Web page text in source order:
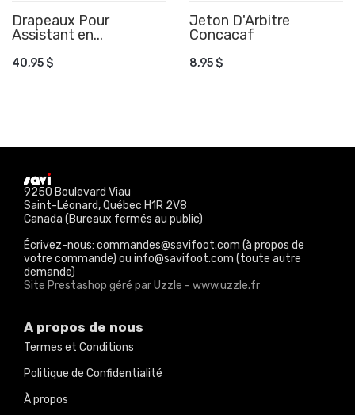
Drapeaux Pour
Assistant en...
40,95 $
AJOUTER AU PANIER
Jeton D'Arbitre
Concacaf
8,95 $
AJOUTER AU PANIER
9250 Boulevard Viau
Saint-Léonard, Québec H1R 2V8
Canada (Bureaux fermés au public)
Écrivez-nous: commandes@savifoot.com (à propos de
votre commande) ou info@savifoot.com (toute autre
demande)
Site Prestashop géré par Uzzle - www.uzzle.fr
A propos de nous
Termes et Conditions
Politique de Confidentialité
À propos